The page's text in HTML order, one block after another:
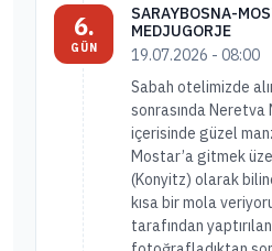
6.
GÜN
SARAYBOSNA-
MEDJUGORJE
19.07.2026 - 08:00
Sabah otelimizde
sonrasında Neretva
içerisinde güzel
Mostar’a gitmek
(Konyitz) olarak
kısa bir mola
tarafından